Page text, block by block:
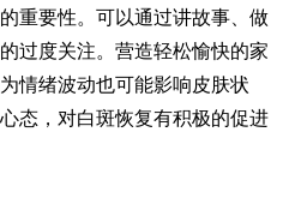
重要性。可以通过讲故事、做
过度关注。营造轻松愉快的家
情绪波动也可能影响皮肤状
态，对白斑恢复有积极的促进